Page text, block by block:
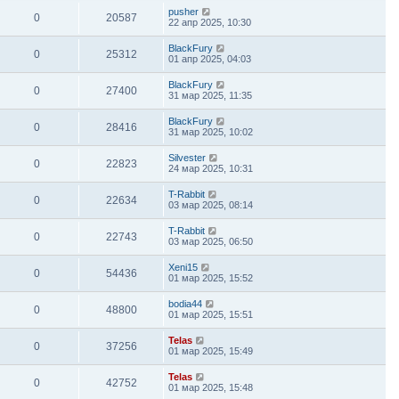
0 20587
pusher
22 апр 2025, 10:30
0 25312
BlackFury
01 апр 2025, 04:03
0 27400
BlackFury
31 мар 2025, 11:35
0 28416
BlackFury
31 мар 2025, 10:02
0 22823
Silvester
24 мар 2025, 10:31
0 22634
T-Rabbit
03 мар 2025, 08:14
0 22743
T-Rabbit
03 мар 2025, 06:50
0 54436
Xeni15
01 мар 2025, 15:52
0 48800
bodia44
01 мар 2025, 15:51
0 37256
Telas
01 мар 2025, 15:49
0 42752
Telas
01 мар 2025, 15:48